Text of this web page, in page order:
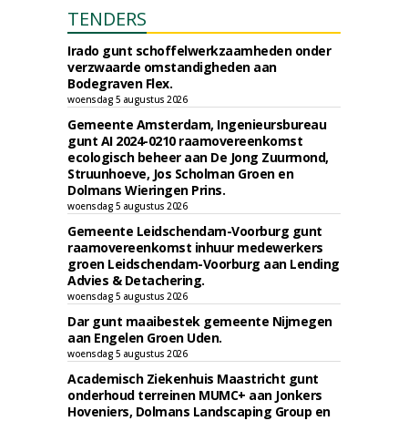
TENDERS
Irado gunt schoffelwerkzaamheden onder
verzwaarde omstandigheden aan
Bodegraven Flex.
woensdag 5 augustus 2026
Gemeente Amsterdam, Ingenieursbureau
gunt AI 2024-0210 raamovereenkomst
ecologisch beheer aan De Jong Zuurmond,
Struunhoeve, Jos Scholman Groen en
Dolmans Wieringen Prins.
woensdag 5 augustus 2026
Gemeente Leidschendam-Voorburg gunt
raamovereenkomst inhuur medewerkers
groen Leidschendam-Voorburg aan Lending
Advies & Detachering.
woensdag 5 augustus 2026
Dar gunt maaibestek gemeente Nijmegen
aan Engelen Groen Uden.
woensdag 5 augustus 2026
Academisch Ziekenhuis Maastricht gunt
onderhoud terreinen MUMC+ aan Jonkers
Hoveniers, Dolmans Landscaping Group en